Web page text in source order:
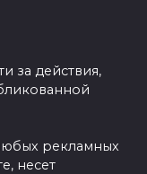
за действия,
рекламных
несет